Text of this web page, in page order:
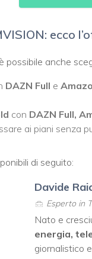
ecco
possibile anche
DAZN Full e
con DAZN Full,
ai piani senza
di seguito:
Davide
Esperto in
Nato e
energia,
giornalistico